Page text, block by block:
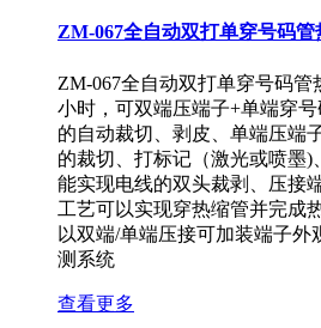
ZM-067全自动双打单穿号码管
ZM-067全自动双打单穿号码管
小时，可双端压端子+单端穿
的自动裁切、剥皮、单端压端
的裁切、打标记（激光或喷墨
能实现电线的双头裁剥、压接
工艺可以实现穿热缩管并完成
以双端/单端压接可加装端子外
测系统
查看更多